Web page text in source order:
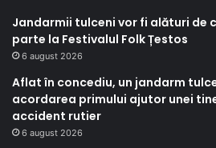
Jandarmii tulceni vor fi alături de
parte la Festivalul Folk Țestos
6 august 2026
Aflat în concediu, un jandarm
acordarea primului ajutor unei
accident rutier
6 august 2026